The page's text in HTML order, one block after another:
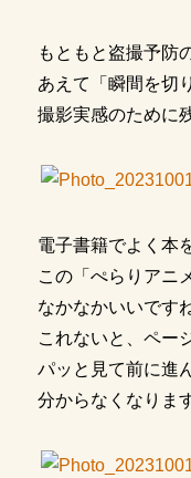
もともと盗撮予防
あえて「瞬間を切
撮影実感のために
電子書籍でよく本
この「ぺらりアニ
なかなかいいですね
これないと、ペー
パッと見て前に進
分からなくなりま